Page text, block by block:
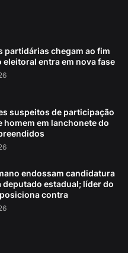
partidárias chegam ao fim
eleitoral entra em nova fase
suspeitos de participação
homem em lanchonete do
endossam candidatura
deputado estadual; líder do
contra